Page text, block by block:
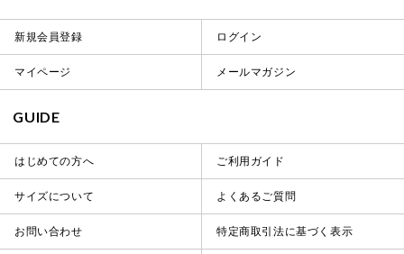
新規会員登録 ログイン
マイページ メールマガジン
GUIDE
はじめての方へ ご利用ガイド
サイズについて よくあるご質問
お問い合わせ 特定商取引法に基づく表示